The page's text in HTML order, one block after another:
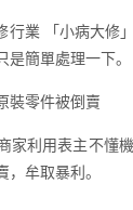
行業 「小病大修
簡單處理一下。
裝零件被倒賣
家利用表主不懂
牟取暴利。